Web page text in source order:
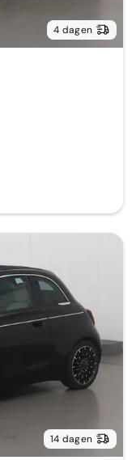
4 dagen
14 dagen